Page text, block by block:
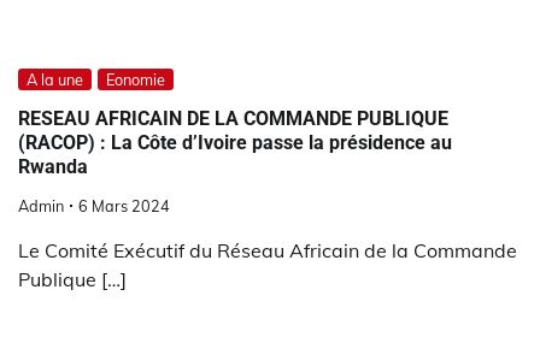
A la une Eonomie
RESEAU AFRICAIN DE LA COMMANDE PUBLIQUE
(RACOP) : La Côte d’Ivoire passe la présidence au
Rwanda
Admin 6 Mars 2024
Le Comité Exécutif du Réseau Africain de la Commande
Publique […]